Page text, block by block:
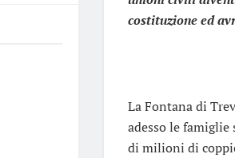
costituzione ed
La Fontana di
adesso le
di milioni di